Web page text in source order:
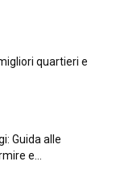
quartieri e
Guida alle
e...